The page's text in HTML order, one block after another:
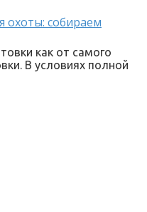
охоты: собираем
как от самого
В условиях полной